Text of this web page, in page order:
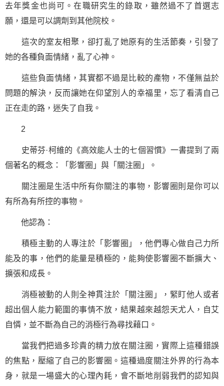
去年獎金也尚可。在職研究生的錄取，雖然過不了首選志
願，還是可以調劑到其他院校。
這次的室友相聚，卻打亂了她原有的生活節奏，引發了
她的各種負面情緒，亂了心神。
這些負面情緒，其實都不過是比較的產物，不僅無益於
問題的解決，反而讓她在仰望別人的幸福里，忘了看清自己
正在走的路，迷失了自我。
2
史蒂芬·柯維的《高效能人士的七個習慣》一書提到了兩
個著名的概念：「影響圈」與「關注圈」。
關注圈是生活中所有你關注的事物，影響圈則是你可以
有所為有所控的事物。
他認為：
積極主動的人專注於「影響圈」，他們專心做自己力所
能及的事，他們的能量是積極的，能夠使影響圈不斷擴大、
擴張和成長。
消極被動的人則全神貫注於「關注圈」，緊盯他人或者
超出個人能力範圍的事情不放，結果越來越怨天尤人，自艾
自憐，並不斷為自己的消極行為尋找藉口。
當我們把過多珍貴的精力放在關注圈，實際上這種錯誤
的焦點，壓縮了自己的影響圈。這種過度關注外界的行為本
身，就是一場盛大的心理內耗，會不斷地削弱我們的認知與